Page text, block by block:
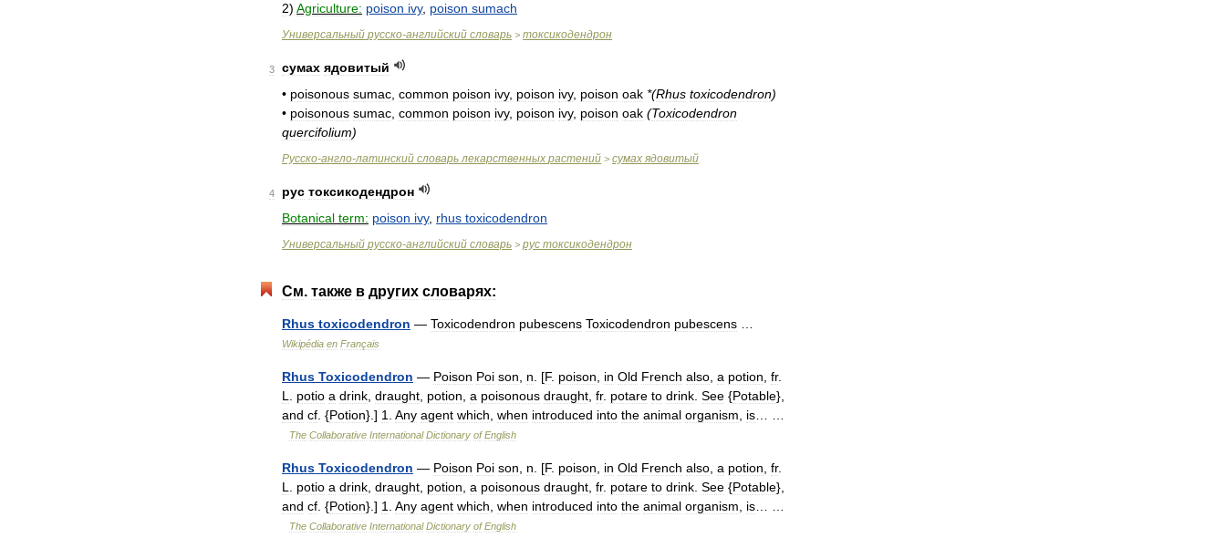
2) Agriculture: poison ivy, poison sumach
Универсальный русско-английский словарь > токсикодендрон
3 сумах ядовитый
• poisonous sumac common poison ivy, poison ivy, poison oak *(Rhus toxicodendron)
• poisonous sumac common poison ivy, poison ivy, poison oak (Toxicodendron
quercifolium)
Русско-англо-латинский словарь лекарственных растений > сумах ядовитый
4 рус токсикодендрон
Botanical term: poison ivy, rhus toxicodendron
Универсальный русско-английский словарь > рус токсикодендрон
См. также в других словарях:
Rhus toxicodendron — Toxicodendron pubescens Toxicodendron pubescens
Wikipédia en Français
Rhus Toxicodendron — Poison Poi son n . [F. poison in Old French also a potion fr.
L
potio a drink draught potion a poisonous draught fr. potare to drink See {Potable},
and cf . {Potion}.] 1 Any agent which when introduced into the animal organism is
The Collaborative International Dictionary of English
Rhus Toxicodendron — Poison Poi son n . [F. poison in Old French also a potion fr.
L
potio a drink draught potion a poisonous draught fr. potare to drink See {Potable},
and cf . {Potion}.] 1 Any agent which when introduced into the animal organism is
The Collaborative International Dictionary of English